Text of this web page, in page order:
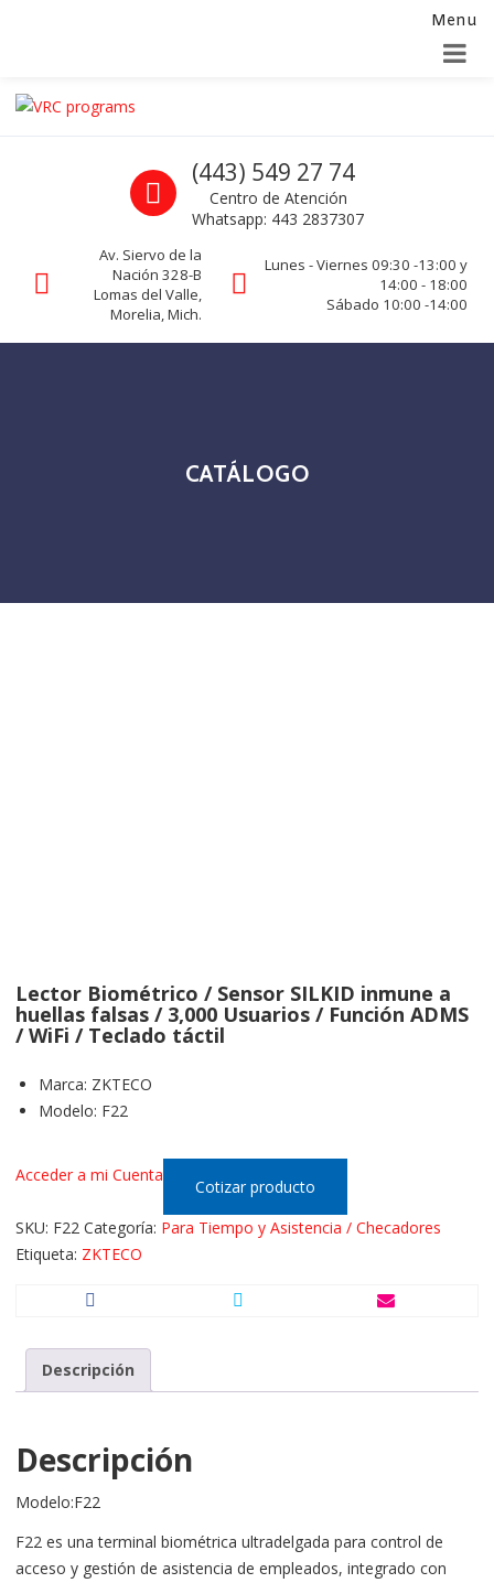
Menu
Skip to navigation
Skip to content
La seguridad de su empresa es nuestro negocio.
Call us
(443) 549 27 74
Centro de Atención
Whatsapp: 443 2837307
Av. Siervo de la
Nación 328-B
Lomas del Valle,
Morelia, Mich.
Lunes - Viernes 09:30 -13:00 y
14:00 - 18:00
Sábado 10:00 -14:00
CATÁLOGO
Lector Biométrico / Sensor SILKID inmune a
huellas falsas / 3,000 Usuarios / Función ADMS
/ WiFi / Teclado táctil
Marca: ZKTECO
Modelo: F22
Acceder a mi Cuenta
Cotizar producto
SKU: F22 Categoría: Para Tiempo y Asistencia / Checadores
Etiqueta: ZKTECO
Descripción
Descripción
Modelo:F22
F22 es una terminal biométrica ultradelgada para control de
acceso y gestión de asistencia de empleados, integrado con